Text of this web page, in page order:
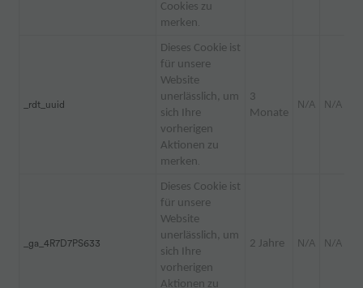
Cookies zu
merken.
_rdt_uuid
Dieses Cookie ist
für unsere
Website
unerlässlich, um
sich Ihre
vorherigen
Aktionen zu
merken.
3
Monate
N/A N/A
_ga_4R7D7PS633
Dieses Cookie ist
für unsere
Website
unerlässlich, um
sich Ihre
vorherigen
Aktionen zu
2 Jahre N/A N/A